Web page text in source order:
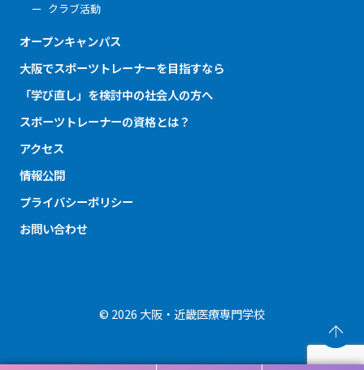
クラブ活動
オープンキャンパス
大阪でスポーツトレーナーを目指すなら
「学び直し」を検討中の社会人の方へ
スポーツトレーナーの資格とは？
アクセス
情報公開
プライバシーポリシー
お問い合わせ
© 2026 大阪・近畿医療専門学校